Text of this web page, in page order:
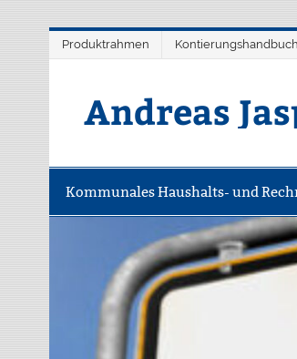
springen
Produktrahmen Kontierungshandbuch
Andreas
Kommunales Haushalts- und